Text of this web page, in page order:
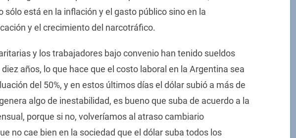
sólo está en la inflación y el gasto público sino en la
y el crecimiento del narcotráfico.
y los trabajadores bajo convenio han tenido sueldos
años, lo que hace que el costo laboral en la Argentina sea
del 50%, y en estos últimos días el dólar subió a más de
algo de inestabilidad, es bueno que suba de acuerdo a la
porque si no, volveríamos al atraso cambiario
no cae bien en la sociedad que el dólar suba todos los